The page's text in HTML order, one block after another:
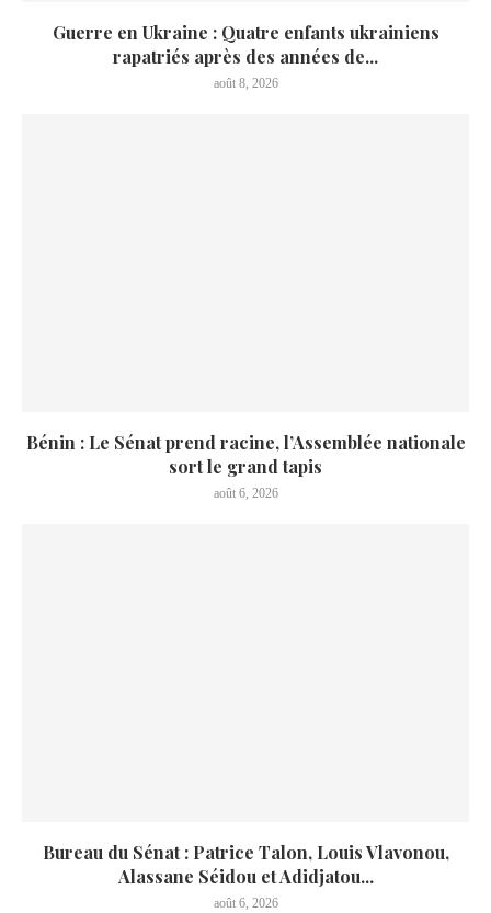
Guerre en Ukraine : Quatre enfants ukrainiens
rapatriés après des années de...
août 8, 2026
Bénin : Le Sénat prend racine, l’Assemblée nationale
sort le grand tapis
août 6, 2026
Bureau du Sénat : Patrice Talon, Louis Vlavonou,
Alassane Séidou et Adidjatou...
août 6, 2026